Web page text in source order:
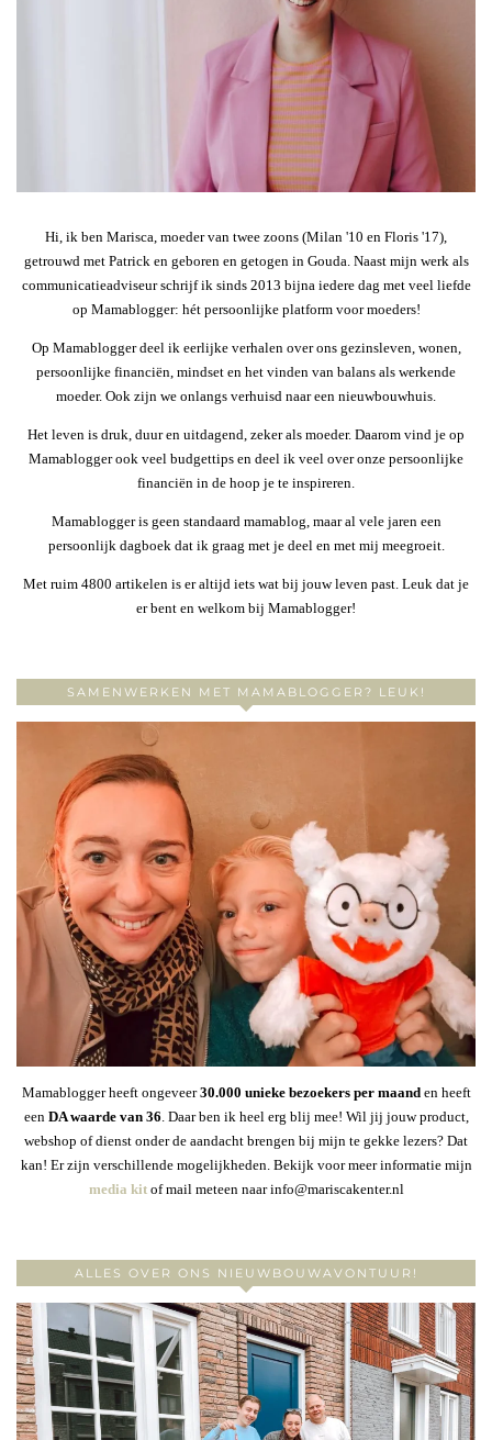
Hi, ik ben Marisca, moeder van twee zoons (Milan '10 en Floris '17),
getrouwd met Patrick en geboren en getogen in Gouda. Naast mijn werk als
communicatieadviseur schrijf ik sinds 2013 bijna iedere dag met veel liefde
op Mamablogger: hét persoonlijke platform voor moeders!
Op Mamablogger deel ik eerlijke verhalen over ons gezinsleven, wonen,
persoonlijke financiën, mindset en het vinden van balans als werkende
moeder. Ook zijn we onlangs verhuisd naar een nieuwbouwhuis.
Het leven is druk, duur en uitdagend, zeker als moeder. Daarom vind je op
Mamablogger ook veel budgettips en deel ik veel over onze persoonlijke
financiën in de hoop je te inspireren.
Mamablogger is geen standaard mamablog, maar al vele jaren een
persoonlijk dagboek dat ik graag met je deel en met mij meegroeit.
Met ruim 4800 artikelen is er altijd iets wat bij jouw leven past. Leuk dat je
er bent en welkom bij Mamablogger!
SAMENWERKEN MET MAMABLOGGER? LEUK!
Mamablogger heeft ongeveer30.000 unieke bezoekers per maanden heeft
een DA waarde van 36 . Daar ben ik heel erg blij mee! Wil jij jouw product,
webshop of dienst onder de aandacht brengen bij mijn te gekke lezers? Dat
kan! Er zijn verschillende mogelijkheden. Bekijk voor meer informatie mijn
media kitof mail meteen naar info@mariscakenter.nl
ALLES OVER ONS NIEUWBOUWAVONTUUR!